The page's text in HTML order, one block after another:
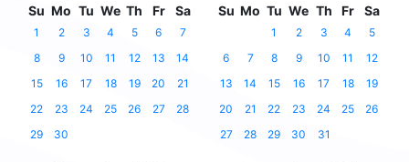
Su Mo Tu We Th Fr Sa
1 2 3 4 5 6
7
8
9 10 11 12 13
14
15
16 17 18 19 20
21
22
23 24 25 26 27
28
29
30
Su Mo Tu We Th Fr Sa
1 2 3 4
5
6
7 8 9 10 11
12
13
14 15 16 17 18
19
20
21 22 23 24 25
26
27
28 29 30 31